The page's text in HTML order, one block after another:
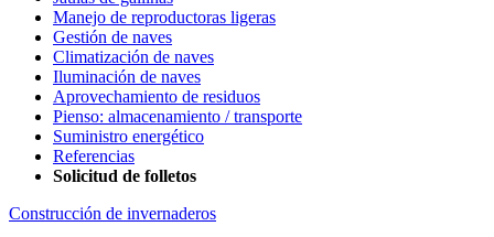
Manejo de reproductoras ligeras
Gestión de naves
Climatización de naves
Iluminación de naves
Aprovechamiento de residuos
Pienso: almacenamiento / transporte
Suministro energético
Referencias
Solicitud de folletos
Construcción de invernaderos